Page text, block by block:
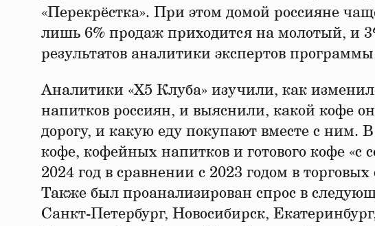
«Перекрёстка». При этом домой россияне
лишь 6% продаж приходится на молотый, и
результатов аналитики экспертов
Аналитики «Х5 Клуба» изучили, как
напитков россиян, и выяснили, какой кофе
дорогу, и какую еду покупают вместе с
кофе, кофейных напитков и готового кофе «с
2024 год в сравнении с 2023 годом в
Также был проанализирован спрос в
Санкт-Петербург, Новосибирск,